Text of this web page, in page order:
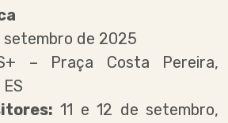
setembro de 2025
– Praça Costa Pereira,
11 e 12 de setembro,